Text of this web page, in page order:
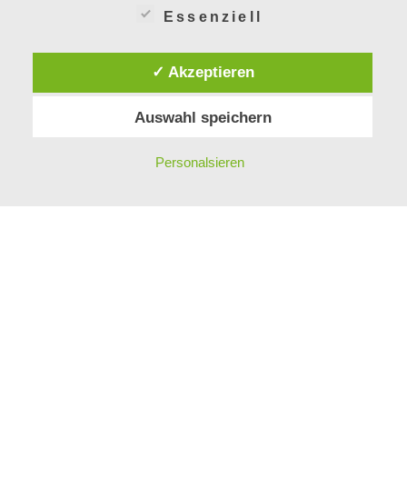
Essenziell
✓ Akzeptieren
Auswahl speichern
Personalsieren